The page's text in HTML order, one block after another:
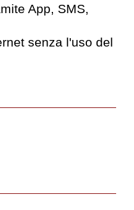
App, SMS,
senza l'uso del